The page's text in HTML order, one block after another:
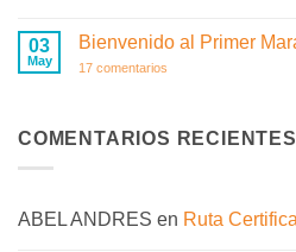
de
la
Hidratación
03
May
Bienvenido al Primer
17 comentarios
Maratón
de
COMENTARIOS RECIENTES
ABEL ANDRES en Ruta